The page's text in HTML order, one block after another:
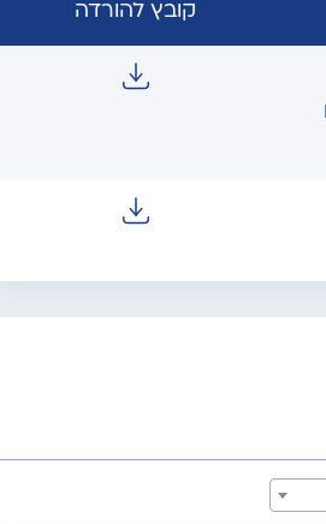
קובץ להורדה